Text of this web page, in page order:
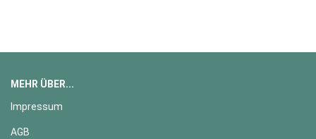
MEHR ÜBER...
Impressum
AGB